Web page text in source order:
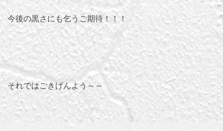
今後の黒さにも乞うご期待！！！
それではごきげんよう～～